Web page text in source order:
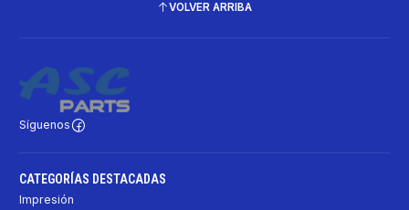
VOLVER ARRIBA
Síguenos
CATEGORÍAS DESTACADAS
Impresión